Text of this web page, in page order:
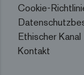
Cookie-
Ethischer Kanal
Kontakt